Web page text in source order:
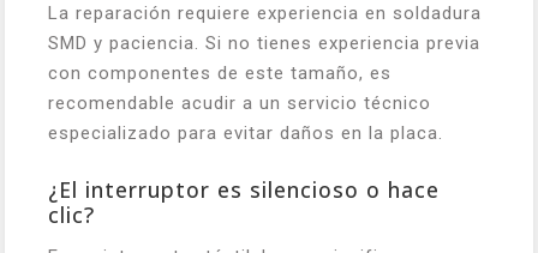
La reparación requiere experiencia en soldadura
SMD y paciencia. Si no tienes experiencia previa
con componentes de este tamaño, es
recomendable acudir a un servicio técnico
especializado para evitar daños en la placa.
¿El interruptor es silencioso o hace
clic?